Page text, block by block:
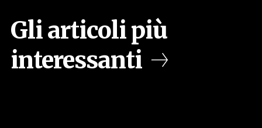
Gli articoli più
interessanti